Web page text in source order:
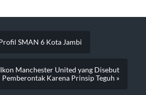
SMAN 6 Kota Jambi
Manchester United yang Disebut
Pemberontak Karena Prinsip Teguh »